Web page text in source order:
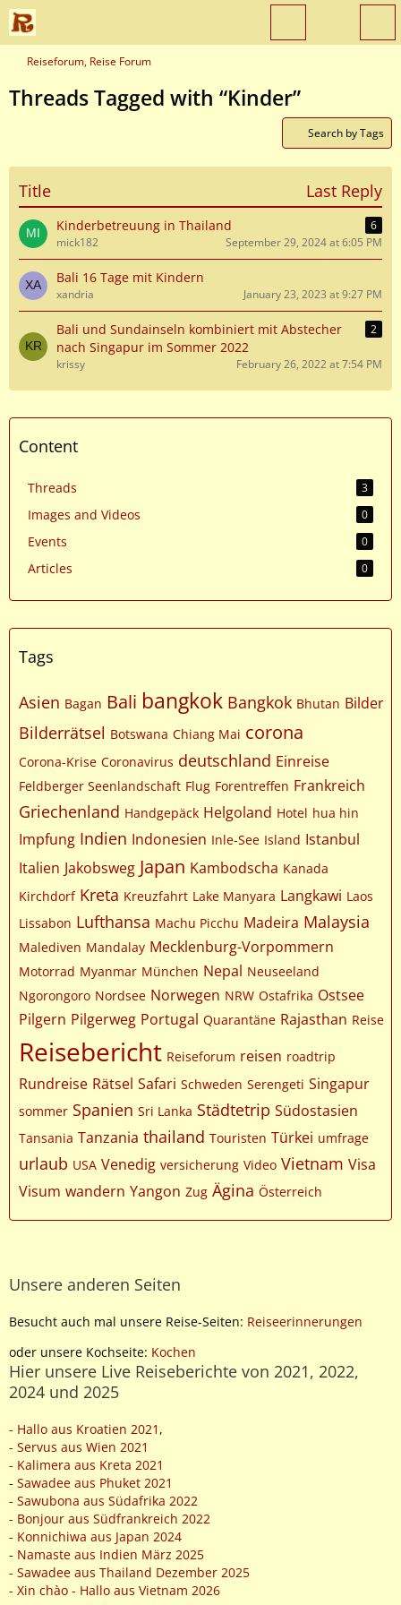
Reiseforum, Reise Forum
Threads Tagged with “Kinder”
Search by Tags
Title Last Reply
Kinderbetreuung in Thailand
6
mick182
September 29, 2024 at 6:05 PM
Bali 16 Tage mit Kindern
xandria January 23, 2023 at 9:27 PM
Bali und Sundainseln kombiniert mit Abstecher
nach Singapur im Sommer 2022
2
krissy February 26, 2022 at 7:54 PM
Content
Threads 3
Images and Videos 0
Events 0
Articles 0
Tags
Asien Bagan Bali bangkok Bangkok Bhutan Bilder
Bilderrätsel Botswana Chiang Mai corona
Corona-Krise Coronavirus deutschland Einreise
Feldberger Seenlandschaft Flug Forentreffen Frankreich
Griechenland Handgepäck Helgoland Hotel hua hin
Impfung Indien Indonesien Inle-See Island Istanbul
Italien Jakobsweg Japan Kambodscha Kanada
Kirchdorf Kreta Kreuzfahrt Lake Manyara Langkawi Laos
Lissabon Lufthansa Machu Picchu Madeira Malaysia
Malediven Mandalay Mecklenburg-Vorpommern
Motorrad Myanmar München Nepal Neuseeland
Ngorongoro Nordsee Norwegen NRW Ostafrika Ostsee
Pilgern Pilgerweg Portugal Quarantäne Rajasthan Reise
Reisebericht Reiseforum reisen roadtrip
Rundreise Rätsel Safari Schweden Serengeti Singapur
sommer Spanien Sri Lanka Städtetrip Südostasien
Tansania Tanzania thailand Touristen Türkei umfrage
urlaub USA Venedig versicherung Video Vietnam Visa
Visum wandern Yangon Zug Ägina Österreich
Unsere anderen Seiten
Besucht auch mal unsere Reise-Seiten: Reiseerinnerungen
oder unsere Kochseite: Kochen
Hier unsere Live Reiseberichte von 2021, 2022,
2024 und 2025
- Hallo aus Kroatien 2021 ,
- Servus aus Wien 2021
- Kalimera aus Kreta 2021
- Sawadee aus Phuket 2021
- Sawubona aus Südafrika 2022
- Bonjour aus Südfrankreich 2022
- Konnichiwa aus Japan 2024
- Namaste aus Indien März 2025
- Sawadee aus Thailand Dezember 2025
- Xin chào - Hallo aus Vietnam 2026